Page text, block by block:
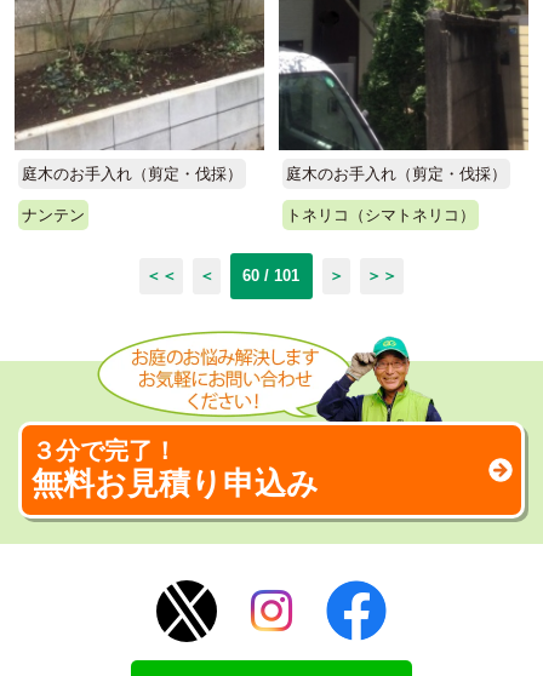
庭木のお手入れ（剪定・伐採）
ナンテン
庭木のお手入れ（剪定・伐採）
トネリコ（シマトネリコ）
＜＜ ＜ 60 / 101 ＞ ＞＞
３分で完了！
無料お見積り申込み